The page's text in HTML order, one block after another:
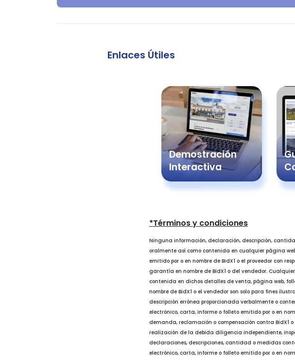
Enlaces Útiles
Demostración
Interactiva
*Términos y condiciones
Ninguna información, declaración, descripción,
oralmente así como contenida en cualquier página
emitido por o en nombre de BidX1 o el proveedor con
garantía en nombre de BidX1 o del vendedor.
contenida en dichos detalles de venta, página web,
nombre de BidX1 o el vendedor son solo para fines
descripción errónea proporcionada verbalmente o
electrónico, carta, informe o folleto emitido por o en
demanda, reclamación o compensación contra BidX1
realización de la debida diligencia independiente,
declaraciones, descripciones, cantidad o medidas
electrónico, carta, informe o folleto emitido por o en